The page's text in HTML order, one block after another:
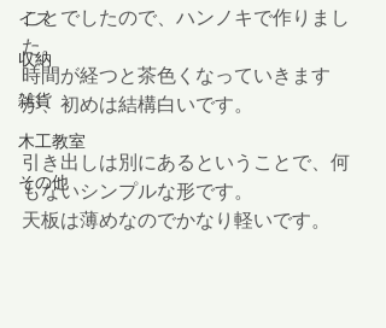
イス
収納
雑貨
木工教室
その他
ことでしたので、ハンノキで作りまし
た。
時間が経つと茶色くなっていきます
が、初めは結構白いです。
引き出しは別にあるということで、何
もないシンプルな形です。
天板は薄めなのでかなり軽いです。